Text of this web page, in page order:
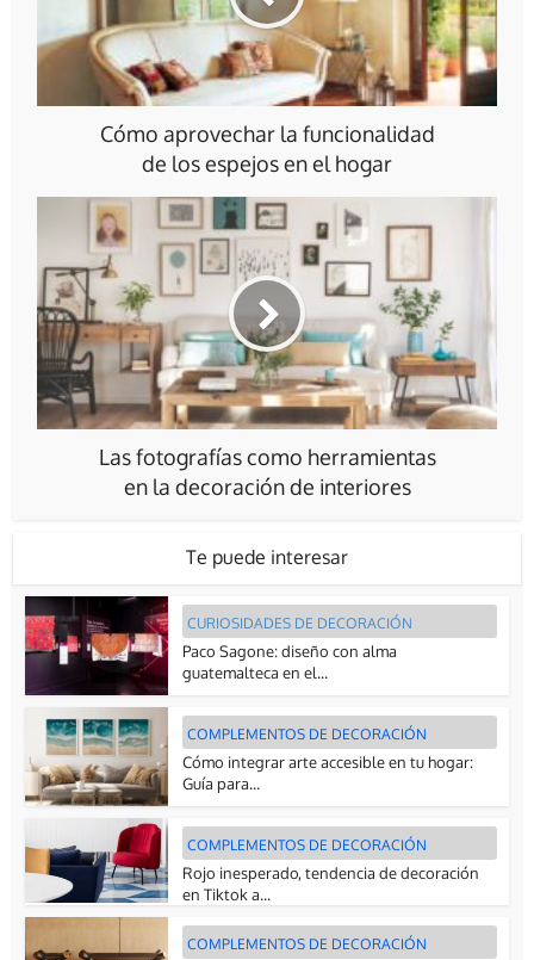
Cómo aprovechar la funcionalidad
de los espejos en el hogar
Las fotografías como herramientas
en la decoración de interiores
Te puede interesar
CURIOSIDADES DE DECORACIÓN
Paco Sagone: diseño con alma
guatemalteca en el...
COMPLEMENTOS DE DECORACIÓN
Cómo integrar arte accesible en tu hogar:
Guía para...
COMPLEMENTOS DE DECORACIÓN
Rojo inesperado, tendencia de decoración
en Tiktok a...
COMPLEMENTOS DE DECORACIÓN